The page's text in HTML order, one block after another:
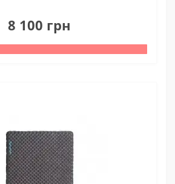
8 100 грн